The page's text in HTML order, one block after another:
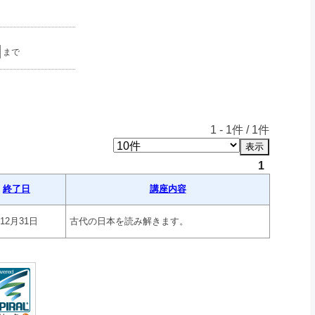
まで
1 - 1件 / 1件
1
終了日 講座内容
月31日 古代の日本を読み解きます。